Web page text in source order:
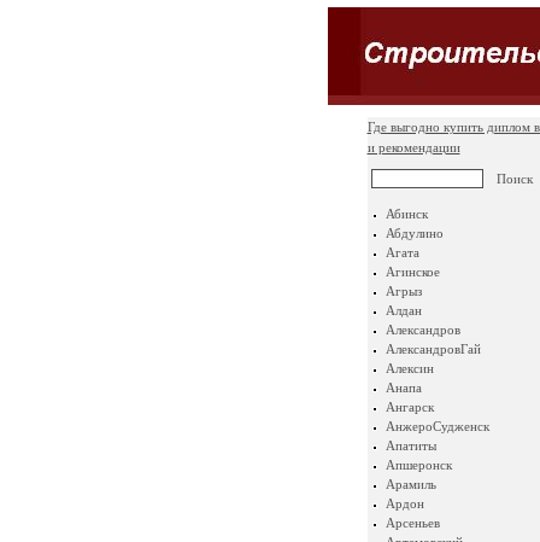
Где выгодно купить диплом
и рекомендации
Абинск
Абдулино
Агата
Агинское
Агрыз
Алдан
Александров
АлександровГай
Алексин
Анапа
Ангарск
АнжероСудженск
Апатиты
Апшеронск
Арамиль
Ардон
Арсеньев